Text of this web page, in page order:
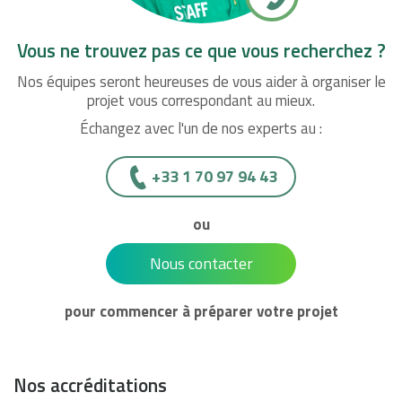
Vous ne trouvez pas ce que vous recherchez ?
Nos équipes seront heureuses de vous aider à organiser le
projet vous correspondant au mieux.
Échangez avec l'un de nos experts au :
+33 1 70 97 94 43
ou
Nous contacter
pour commencer à préparer votre projet
Nos accréditations